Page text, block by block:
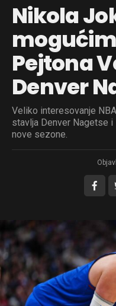
Nikola
Pejtona
Denver
Veliko interesovanje
stavlja Denver Nagetse
nove sezone.